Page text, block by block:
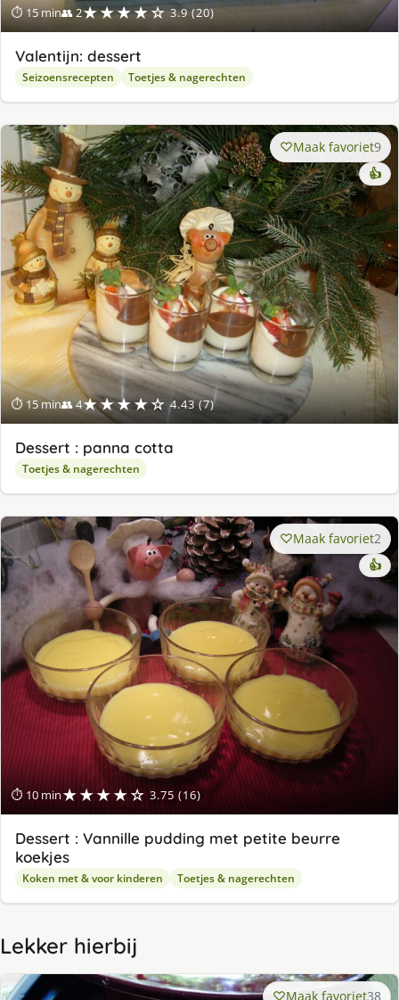
⏱ 15 min👥 2★★★★☆ 3.9 (20)
Valentijn: dessert
Seizoensrecepten Toetjes & nagerechten
⏱ 15 min👥 4★★★★☆ 4.43 (7)
Maak favoriet9
👍
Dessert : panna cotta
Toetjes & nagerechten
⏱ 10 min★★★★☆ 3.75 (16)
Maak favoriet2
👍
Dessert : Vannille pudding met petite beurre
koekjes
Koken met & voor kinderen Toetjes & nagerechten
Lekker hierbij
Maak favoriet38